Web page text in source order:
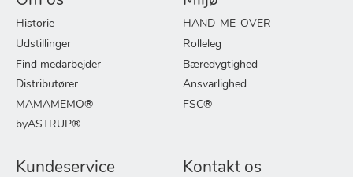
Historie
Udstillinger
Find medarbejder
Distributører
MAMAMEMO®
byASTRUP®
HAND-ME-OVER
Rolleleg
Bæredygtighed
Ansvarlighed
FSC®
Kundeservice Kontakt os